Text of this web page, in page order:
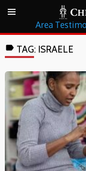
label TAG: ISRAELE